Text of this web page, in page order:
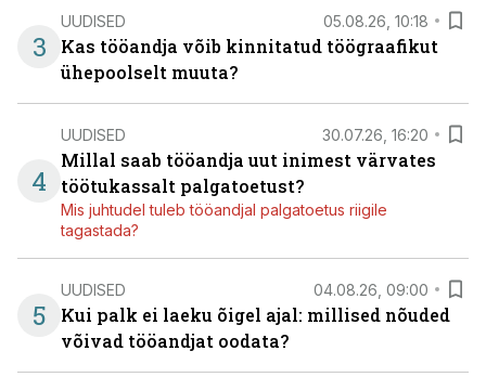
3
UUDISED 05.08.26, 10:18
Kas tööandja võib kinnitatud töögraafikut
ühepoolselt muuta?
4
UUDISED 30.07.26, 16:20
Millal saab tööandja uut inimest värvates
töötukassalt palgatoetust?
Mis juhtudel tuleb tööandjal palgatoetus riigile
tagastada?
5
UUDISED 04.08.26, 09:00
Kui palk ei laeku õigel ajal: millised nõuded
võivad tööandjat oodata?